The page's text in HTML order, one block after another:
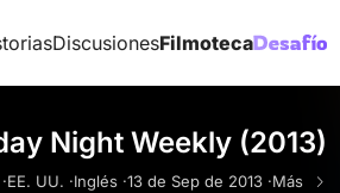
DiscusionesFilmoteca
Night Weekly (2013)
EE. UU. ·Inglés ·13 de Sep de 2013 ·Más